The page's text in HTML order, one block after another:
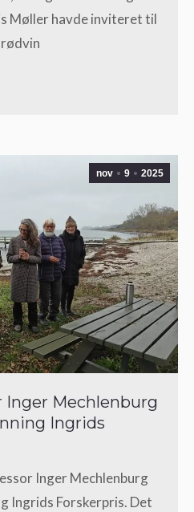
Møller havde inviteret til
nov 9 2025
Inger Mechlenburg
Ingrids
Inger Mechlenburg
Ingrids Forskerpris. Det